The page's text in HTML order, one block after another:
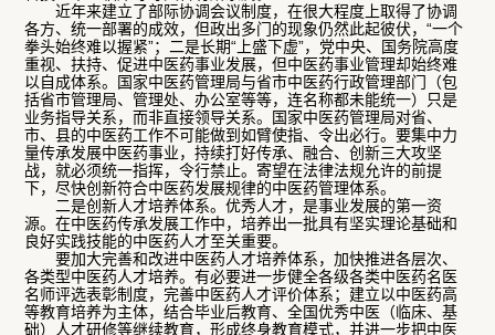
近年来建立了部际协调会议制度，在很大程度上取得了协调
各方、统一部署的成效，但政出多门的现象仍然此起彼伏，“一个
拳头始终难以握紧”；二是长期“上盛下虚”，党中央、国务院高度
重视、扶持、促进中医药事业发展，但中医药事业管理却始终难
以自成体系。国家中医药管理局与省市中医药行政管理部门（包
括省市管理局、管理处、办公室等等，连名称都未能统一）只是
业务指导关系，而非直接领导关系。国家中医药管理局对省、
市、县的中医药工作不可能做到如臂使指、令出必行。要集中力
量传承发展中医药事业，持续打好传承、融合、创新三大攻坚
战，就必须统一指挥，令行禁止。寄望在法律法规允许的前提
下，尽快创新符合中医药发展规律的中医药管理体系。
二是创新人才培养体系。优秀人才，是事业发展的第一资
源。在中医药传承发展工作中，培养出一批具有坚实理论基础和
良好实践技能的中医药人才至关重要。
要加大完善和改进中医药人才培养体系，加快推进各层次、
各类型中医药人才培养。有必要进一步健全各级各类中医药名医
名师评选表彰制度，完善中医药人才评价体系；建立以中医药高
等教育培养为主体，结合毕业后教育、全国优秀中医（临床、基
础）人才研修等继续教育，形成终身教育模式，并进一步把中医